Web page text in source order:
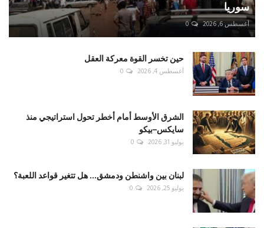
سوريا
أغسطس 6, 2026 0
حين تخسر القوة معركة العقل
أغسطس 4, 2026 0
الشرق الأوسط أمام أخطر تحول استراتيجي منذ
سايكس–بيكو
يوليو 31, 2026 0
لبنان بين واشنطن ودمشق... هل تتغير قواعد اللعبة؟
يوليو 25, 2026 0